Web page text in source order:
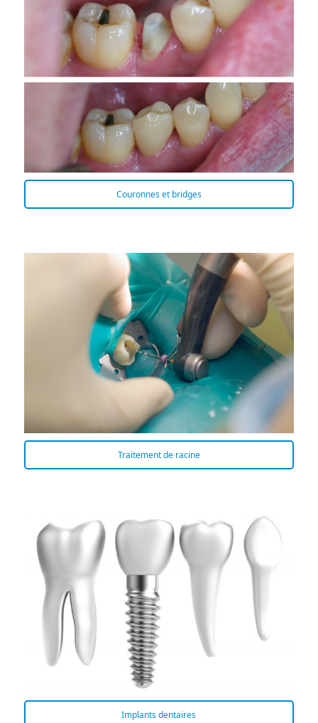
Couronnes et bridges
Traitement de racine
Implants dentaires